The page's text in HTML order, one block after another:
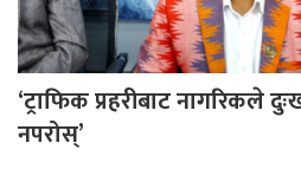
‘ट्राफिक प्रहरीबाट नागरिकले
नपरोस्’